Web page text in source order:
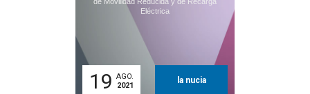
Eléctrica
19 AGO.
2021
la nucia